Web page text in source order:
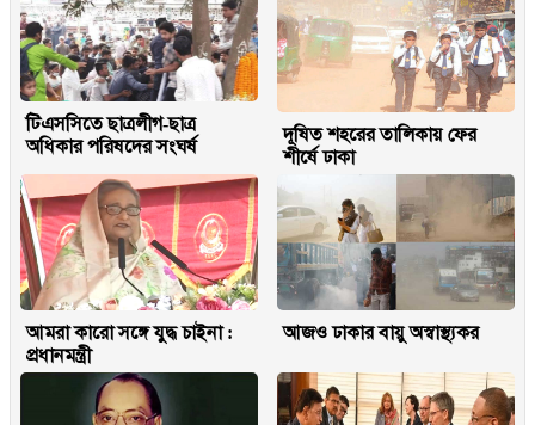
টিএসসিতে ছাত্রলীগ-ছাত্র
অধিকার পরিষদের সংঘর্ষ
দূষিত শহরের তালিকায় ফের
শীর্ষে ঢাকা
আমরা কারো সঙ্গে যুদ্ধ চাইনা :
প্রধানমন্ত্রী
আজও ঢাকার বায়ু অস্বাস্থ্যকর